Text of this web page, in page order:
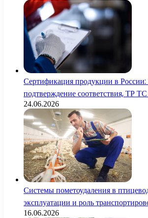
Сертификация продукции в России:
подтверждение соответствия, ТР
24.06.2026
Системы пометоудаления в
эксплуатации и роль
16.06.2026